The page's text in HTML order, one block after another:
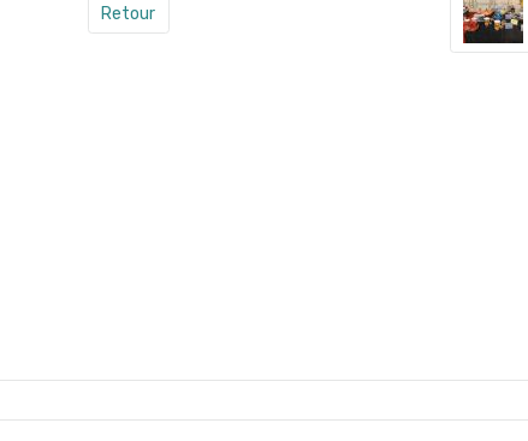
Retour